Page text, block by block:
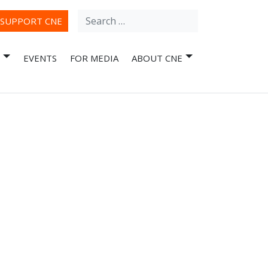
SUPPORT CNE
Search
EVENTS FOR MEDIA ABOUT CNE